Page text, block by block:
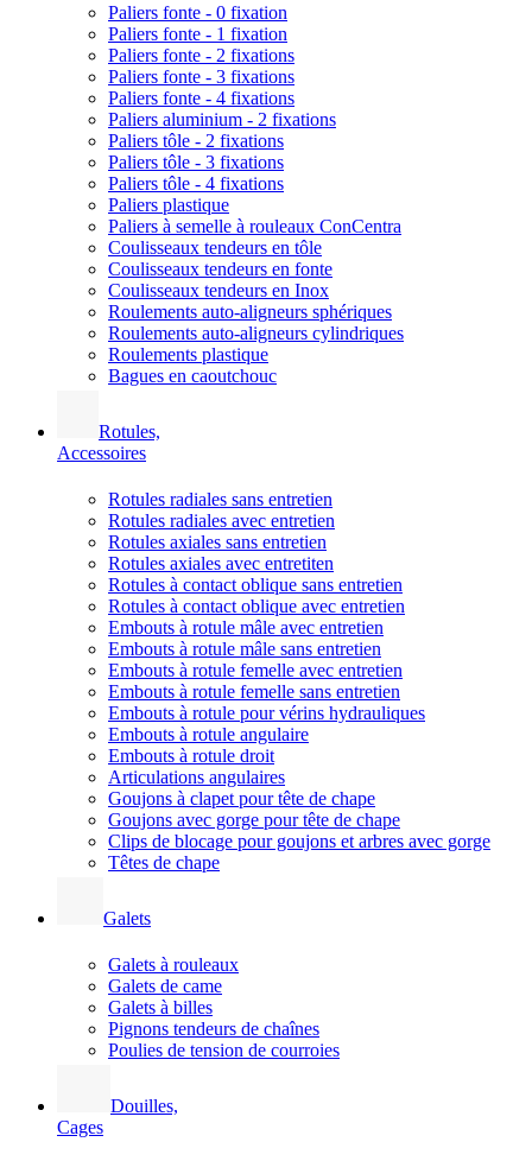
Paliers fonte - 0 fixation
Paliers fonte - 1 fixation
Paliers fonte - 2 fixations
Paliers fonte - 3 fixations
Paliers fonte - 4 fixations
Paliers aluminium - 2 fixations
Paliers tôle - 2 fixations
Paliers tôle - 3 fixations
Paliers tôle - 4 fixations
Paliers plastique
Paliers à semelle à rouleaux ConCentra
Coulisseaux tendeurs en tôle
Coulisseaux tendeurs en fonte
Coulisseaux tendeurs en Inox
Roulements auto-aligneurs sphériques
Roulements auto-aligneurs cylindriques
Roulements plastique
Bagues en caoutchouc
Rotules,
Accessoires
Rotules radiales sans entretien
Rotules radiales avec entretien
Rotules axiales sans entretien
Rotules axiales avec entretiten
Rotules à contact oblique sans entretien
Rotules à contact oblique avec entretien
Embouts à rotule mâle avec entretien
Embouts à rotule mâle sans entretien
Embouts à rotule femelle avec entretien
Embouts à rotule femelle sans entretien
Embouts à rotule pour vérins hydrauliques
Embouts à rotule angulaire
Embouts à rotule droit
Articulations angulaires
Goujons à clapet pour tête de chape
Goujons avec gorge pour tête de chape
Clips de blocage pour goujons et arbres avec gorge
Têtes de chape
Galets
Galets à rouleaux
Galets de came
Galets à billes
Pignons tendeurs de chaînes
Poulies de tension de courroies
Douilles,
Cages